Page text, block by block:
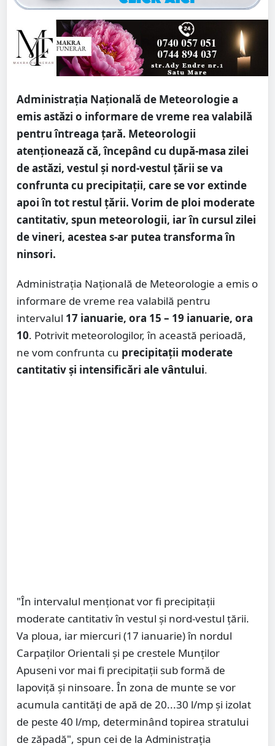
Administrația Națională de Meteorologie a
emis astăzi o informare de vreme rea valabilă
pentru întreaga țară. Meteorologii
atenționează că, începând cu după-masa zilei
de astăzi, vestul și nord-vestul țării se va
confrunta cu precipitații, care se vor extinde
apoi în tot restul țării. Vorim de ploi moderate
cantitativ, spun meteorologii, iar în cursul zilei
de vineri, acestea s-ar putea transforma în
ninsori.
Administrația Națională de Meteorologie a emis o
informare de vreme rea valabilă pentru
intervalul 17 ianuarie, ora 15 – 19 ianuarie, ora
10. Potrivit meteorologilor, în această perioadă,
ne vom confrunta cu precipitații moderate
cantitativ și intensificări ale vântului.
"În intervalul menționat vor fi precipitații
moderate cantitativ în vestul și nord-vestul țării.
Va ploua, iar miercuri (17 ianuarie) în nordul
Carpaților Orientali și pe crestele Munților
Apuseni vor mai fi precipitații sub formă de
lapoviță și ninsoare. În zona de munte se vor
acumula cantități de apă de 20...30 l/mp și izolat
de peste 40 l/mp, determinând topirea stratului
de zăpadă", spun cei de la Administrația